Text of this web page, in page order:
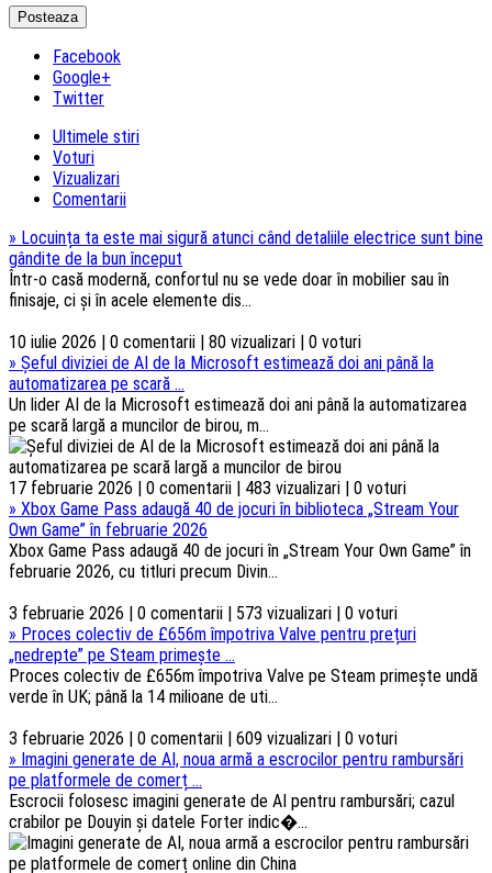
Facebook
Google+
Twitter
Ultimele stiri
Voturi
Vizualizari
Comentarii
» Locuința ta este mai sigură atunci când detaliile electrice sunt bine
gândite de la bun început
Într-o casă modernă, confortul nu se vede doar în mobilier sau în
finisaje, ci și în acele elemente dis...
10 iulie 2026 | 0 comentarii | 80 vizualizari | 0 voturi
» Șeful diviziei de AI de la Microsoft estimează doi ani până la
automatizarea pe scară ...
Un lider AI de la Microsoft estimează doi ani până la automatizarea
pe scară largă a muncilor de birou, m...
17 februarie 2026 | 0 comentarii | 483 vizualizari | 0 voturi
» Xbox Game Pass adaugă 40 de jocuri în biblioteca „Stream Your
Own Game” în februarie 2026
Xbox Game Pass adaugă 40 de jocuri în „Stream Your Own Game” în
februarie 2026, cu titluri precum Divin...
3 februarie 2026 | 0 comentarii | 573 vizualizari | 0 voturi
» Proces colectiv de £656m împotriva Valve pentru prețuri
„nedrepte” pe Steam primește ...
Proces colectiv de £656m împotriva Valve pe Steam primește undă
verde în UK; până la 14 milioane de uti...
3 februarie 2026 | 0 comentarii | 609 vizualizari | 0 voturi
» Imagini generate de AI, noua armă a escrocilor pentru rambursări
pe platformele de comerț ...
Escrocii folosesc imagini generate de AI pentru rambursări; cazul
crabilor pe Douyin și datele Forter indic�...